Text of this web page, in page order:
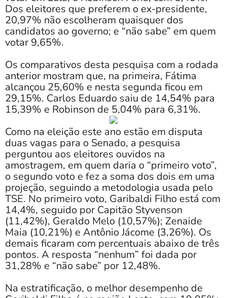
Dos eleitores que preferem o ex-presidente,
20,97% não escolheram quaisquer dos
candidatos ao governo; e “não sabe” em quem
votar 9,65%.
Os comparativos desta pesquisa com a rodada
anterior mostram que, na primeira, Fátima
alcançou 25,60% e nesta segunda ficou em
29,15%. Carlos Eduardo saiu de 14,54% para
15,39% e Robinson de 5,04% para 6,31%.
Como na eleição este ano estão em disputa
duas vagas para o Senado, a pesquisa
perguntou aos eleitores ouvidos na
amostragem, em quem daria o “primeiro voto”,
o segundo voto e fez a soma dos dois em uma
projeção, seguindo a metodologia usada pelo
TSE. No primeiro voto, Garibaldi Filho está com
14,4%, seguido por Capitão Styvenson
(11,42%), Geraldo Melo (10,57%); Zenaide
Maia (10,21%) e Antônio Jácome (3,26%). Os
demais ficaram com percentuais abaixo de três
pontos. A resposta “nenhum” foi dada por
31,28% e “não sabe” por 12,48%.
Na estratificação, o melhor desempenho de